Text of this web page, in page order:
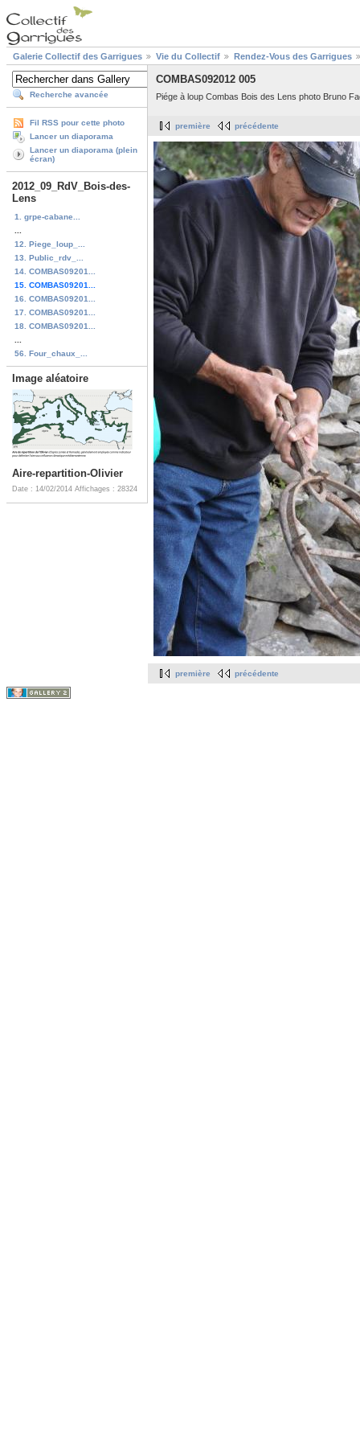
Galerie Collectif des Garrigues Vie du Collectif Rendez-Vous des Garrigues
Recherche avancée
Fil RSS pour cette photo
Lancer un diaporama
Lancer un diaporama (plein
écran)
2012_09_RdV_Bois-des-
Lens
1. grpe-cabane...
12. Piege_loup_...
13. Public_rdv_...
14. COMBAS09201...
15. COMBAS09201...
16. COMBAS09201...
17. COMBAS09201...
18. COMBAS09201...
56. Four_chaux_...
Image aléatoire
Aire-repartition-Olivier
Date : 14/02/2014 Affichages : 28324
COMBAS092012 005
Piége à loup Combas Bois des Lens photo Bruno
première précédente
première précédente